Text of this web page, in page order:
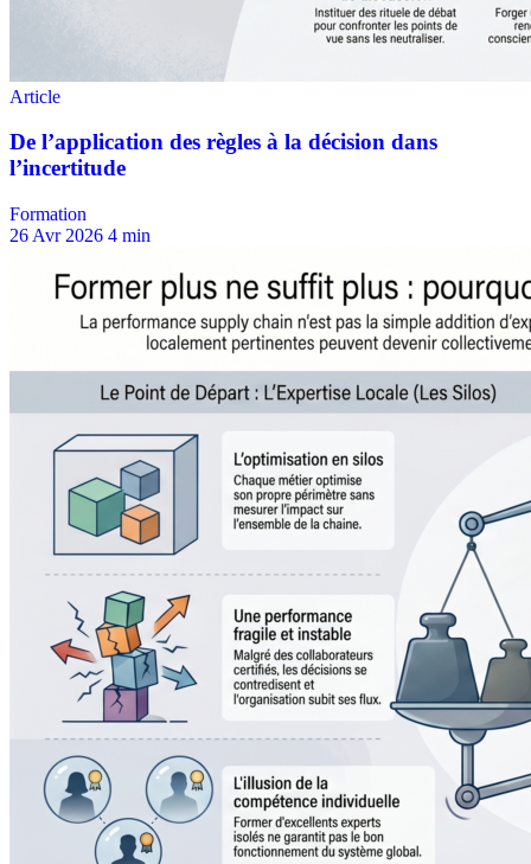
Formation
26 Avr 2026 4 min